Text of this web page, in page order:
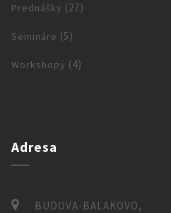
Prednášky (27)
Semináre (5)
Workshopy (4)
Adresa
BUDOVA-BALAKOVO,